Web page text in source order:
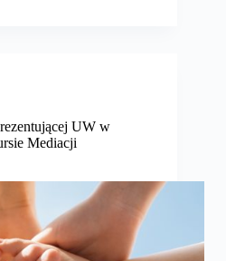
UW w
Mediacji